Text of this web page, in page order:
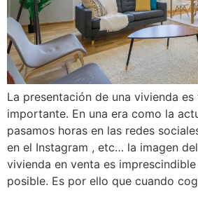
La presentación de una vivienda
importante. En una era como la
pasamos horas en las redes
en el Instagram , etc… la imagen
vivienda en venta es
posible. Es por ello que cuando